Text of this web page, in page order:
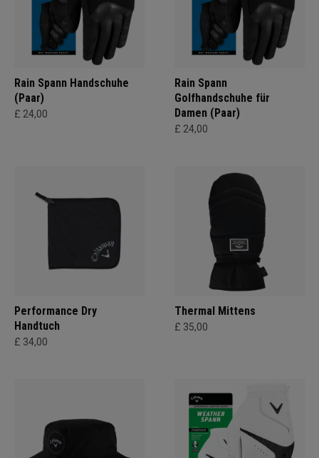
Rain Spann Handschuhe
(Paar)
£ 24,00
Rain Spann
Golfhandschuhe für
Damen (Paar)
£ 24,00
Performance Dry
Handtuch
£ 34,00
Thermal Mittens
£ 35,00